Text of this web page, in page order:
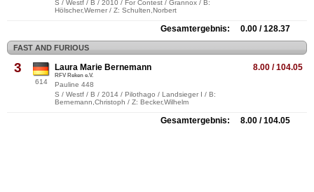
S / Westf / B / 2010 / For Contest / Grannox / B:
Hölscher,Werner / Z: Schulten,Norbert
Gesamtergebnis: 0.00 / 128.37
FAST AND FURIOUS
3
614
8.00 / 104.05
Laura Marie Bernemann
RFV Reken e.V.
Pauline 448
S / Westf / B / 2014 / Pilothago / Landsieger I / B:
Bernemann,Christoph / Z: Becker,Wilhelm
Gesamtergebnis: 8.00 / 104.05